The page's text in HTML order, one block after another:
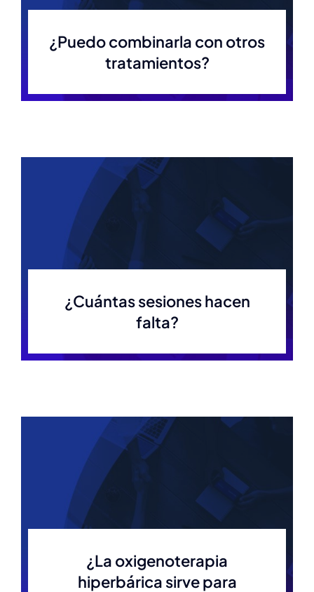
¿Puedo combinarla con otros
tratamientos?
¿Cuántas sesiones hacen
falta?
¿La oxigenoterapia
hiperbárica sirve para